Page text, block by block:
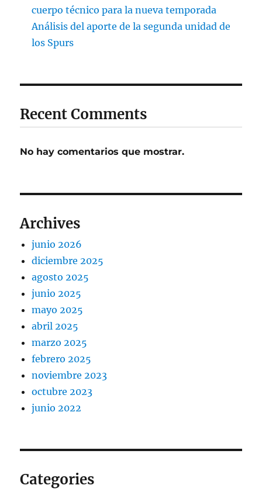
cuerpo técnico para la nueva temporada
Análisis del aporte de la segunda unidad de
los Spurs
Recent Comments
No hay comentarios que mostrar.
Archives
junio 2026
diciembre 2025
agosto 2025
junio 2025
mayo 2025
abril 2025
marzo 2025
febrero 2025
noviembre 2023
octubre 2023
junio 2022
Categories